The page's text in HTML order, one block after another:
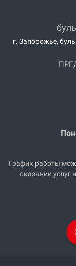
График работы
оказании услуг
г. Запорожье,